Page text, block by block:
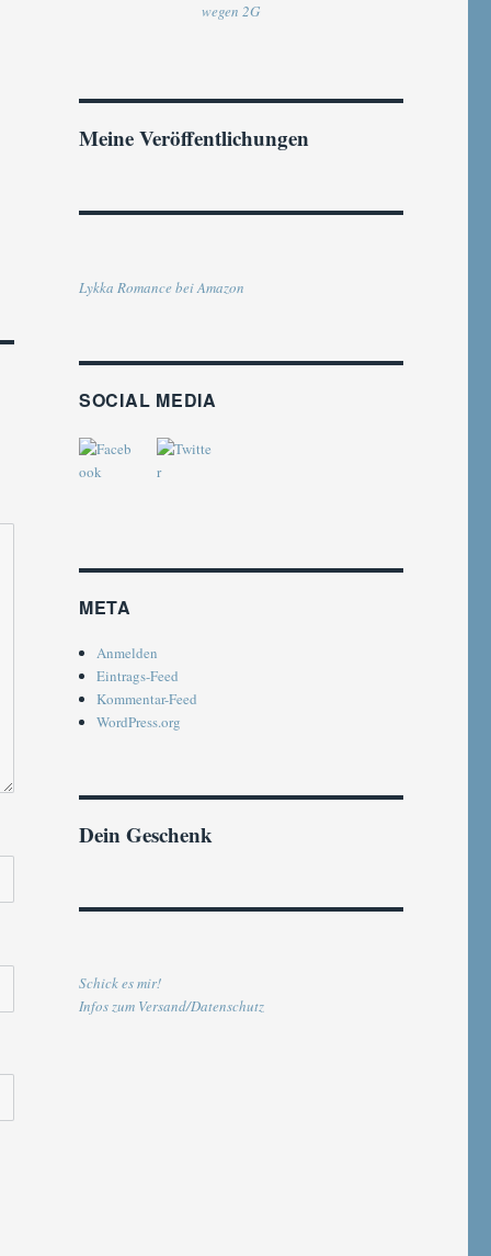
wegen 2G
Meine Veröffentlichungen
Lykka Romance bei Amazon
SOCIAL MEDIA
META
Anmelden
Eintrags-Feed
Kommentar-Feed
WordPress.org
Dein Geschenk
Schick es mir!
Infos zum Versand/Datenschutz